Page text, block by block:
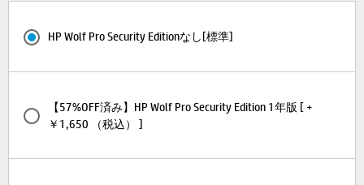
HP Wolf Pro Security Editionなし[標準]
【57%OFF済み】HP Wolf Pro Security Edition 1年版 [ +
￥1,650 （税込） ]